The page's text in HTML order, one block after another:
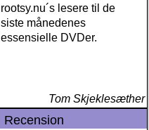
rootsy.nu´s lesere til de
siste månedenes
essensielle DVDer.
Tom Skjeklesæther
Recension